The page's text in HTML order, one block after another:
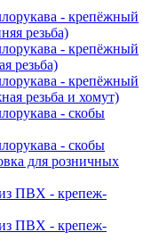
- крепёжный
резьба)
- крепёжный
резьба)
- крепёжный
резьба и хомут)
- скобы
- скобы
для розничных
из ПВХ - крепеж-
из ПВХ - крепеж-